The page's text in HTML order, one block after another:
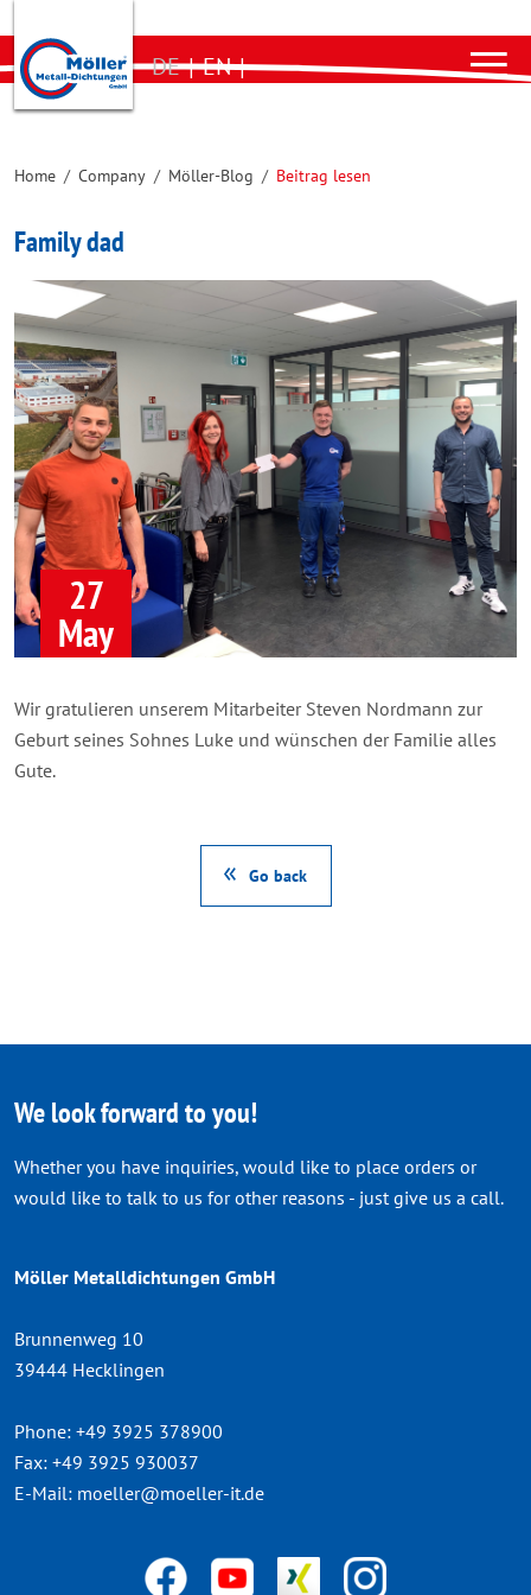
DE | EN |
Home / Company / Möller-Blog / Beitrag lesen
Family dad
27
May
Wir gratulieren unserem Mitarbeiter Steven Nordmann zur
Geburt seines Sohnes Luke und wünschen der Familie alles
Gute.
Go back
We look forward to you!
Whether you have inquiries, would like to place orders or
would like to talk to us for other reasons - just give us a call.
Möller Metalldichtungen GmbH
Brunnenweg 10
39444 Hecklingen
Phone: +49 3925 378900
Fax: +49 3925 930037
E-Mail: moeller@moeller-it.de